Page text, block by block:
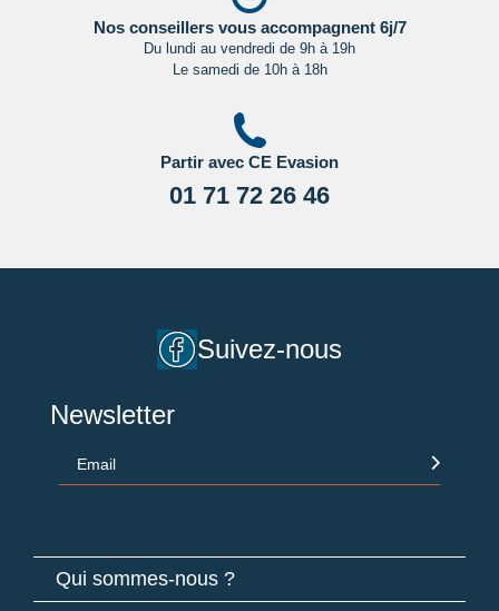
Nos conseillers vous accompagnent 6j/7
Du lundi au vendredi de 9h à 19h
Le samedi de 10h à 18h
Partir avec CE Evasion
01 71 72 26 46
Suivez-nous
Newsletter
Email
Qui sommes-nous ?